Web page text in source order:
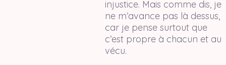
injustice. Mais comme dis, je
ne m’avance pas là dessus,
car je pense surtout que
c’est propre à chacun et au
vécu.